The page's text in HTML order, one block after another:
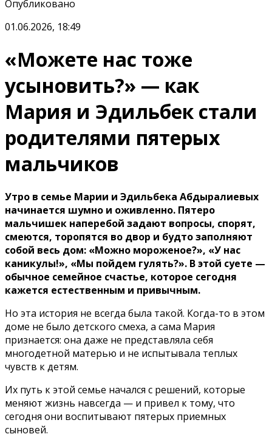
Опубликовано
01.06.2026, 18:49
«Можете нас тоже
усыновить?» — как
Мария и Эдильбек стали
родителями пятерых
мальчиков
Утро в семье Марии и Эдильбека Абдыралиевых
начинается шумно и оживленно. Пятеро
мальчишек наперебой задают вопросы, спорят,
смеются, торопятся во двор и будто заполняют
собой весь дом: «Можно мороженое?», «У нас
каникулы!», «Мы пойдем гулять?». В этой суете —
обычное семейное счастье, которое сегодня
кажется естественным и привычным.
Но эта история не всегда была такой. Когда-то в этом
доме не было детского смеха, а сама Мария
признается: она даже не представляла себя
многодетной матерью и не испытывала теплых
чувств к детям.
Их путь к этой семье начался с решений, которые
меняют жизнь навсегда — и привел к тому, что
сегодня они воспитывают пятерых приемных
сыновей.